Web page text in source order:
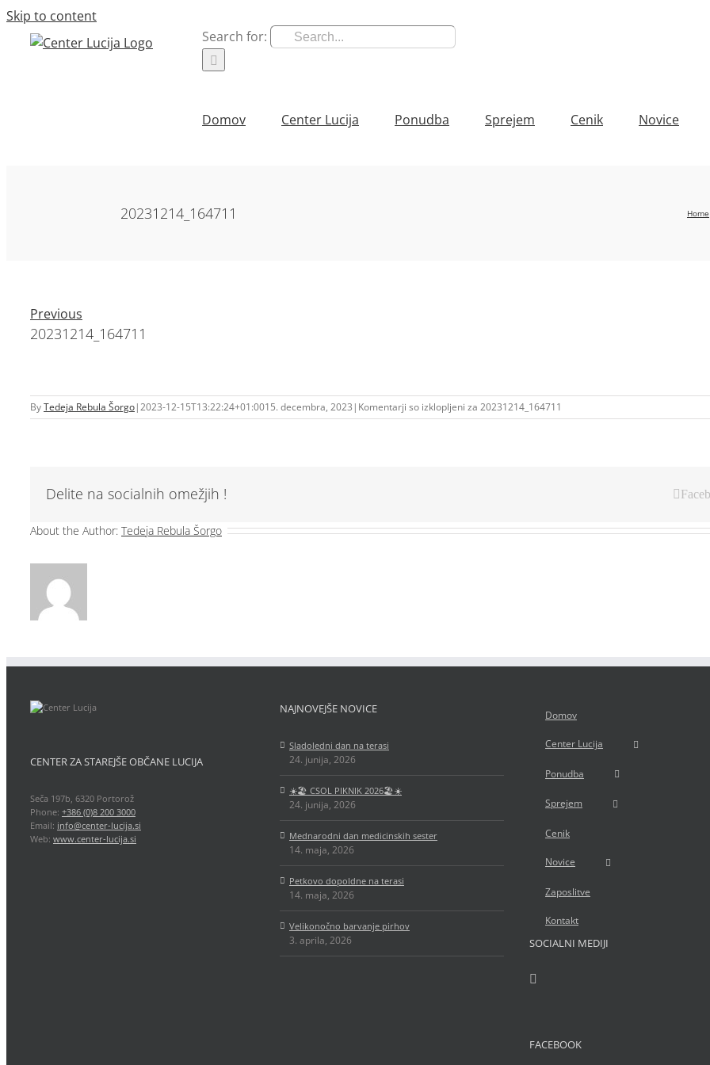
Skip to content
Search for:
Domov Center Lucija Ponudba Sprejem Cenik Novice
20231214_164711 Home
Previous
20231214_164711
ByTedeja Rebula Šorgo|2023-12-15T13:22:24+01:0015. decembra, 2023 | Komentarji so izklopljeni za 20231214_164711
Delite na socialnih omežjih !
About the Author: Tedeja Rebula Šorgo
CENTER ZA STAREJŠE OBČANE LUCIJA
Seča 197b, 6320 Portorož
Phone: +386 (0)8 200 3000
Email: info@center-lucija.si
Web: www.center-lucija.si
NAJNOVEJŠE NOVICE
Sladoledni dan na terasi
24. junija, 2026
☀️🏖️ CSOL PIKNIK 2026🏖️☀️
24. junija, 2026
Mednarodni dan medicinskih sester
14. maja, 2026
Petkovo dopoldne na terasi
14. maja, 2026
Velikonočno barvanje pirhov
3. aprila, 2026
Domov
Center Lucija
Ponudba
Sprejem
Cenik
Novice
Zaposlitve
Kontakt
SOCIALNI MEDIJI
FACEBOOK